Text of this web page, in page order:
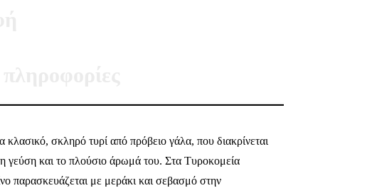
κλασικό, σκληρό τυρί από πρόβειο γάλα, που διακρίνεται
γεύση και το πλούσιο άρωμά του. Στα Τυροκομεία
παρασκευάζεται με μεράκι και σεβασμό στην